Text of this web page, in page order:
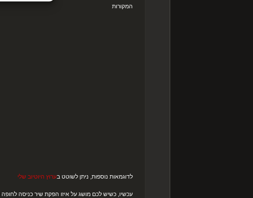
המקורות
לדוגמאות נוספות, ניתן לשוטט בערוץ היוטיוב שלי
עכשיו, כשיש לכם מושג על איזו הפקת שיר כניסה לחופה